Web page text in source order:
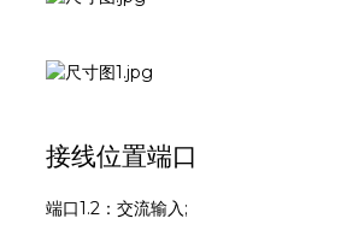
接线位置端口
端口1.2：交流输入;